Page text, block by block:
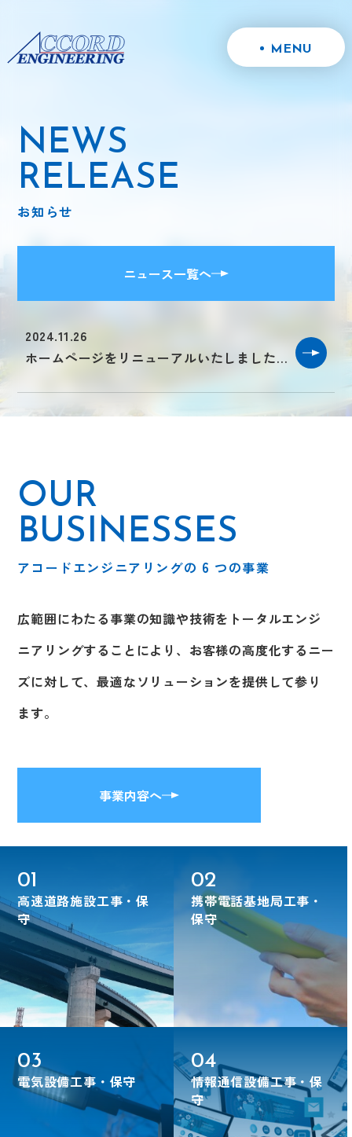
MENU
NEWS
RELEASE
お知らせ
ニュース一覧へ
2024.11.26
ホームページをリニューアルいたしました。
01
高速道路施設工事・保
守
02
携帯電話基地局工事・
保守
03
電気設備工事・保守
04
情報通信設備工事・保
守
OUR
BUSINESSES
アコードエンジニアリングの 6 つの事業
広範囲にわたる事業の知識や技術を トータルエンジ
ニアリングすることにより、お客様の高度化するニー
ズに対して、最適なソリューションを提供して参り
ます。
事業内容へ